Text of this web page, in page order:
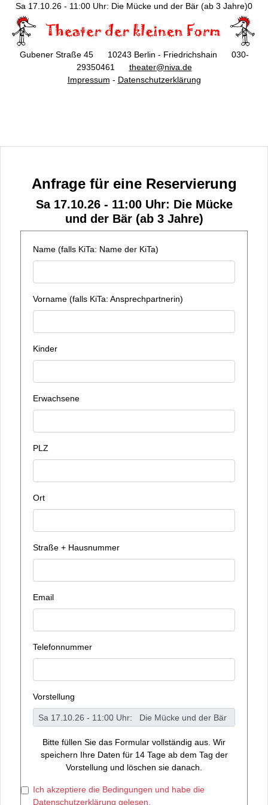
Sa 17.10.26 - 11:00 Uhr: Die Mücke und der Bär (ab 3 Jahre)0
Gubener Straße 45 10243 Berlin - Friedrichshain 030-
29350461 theater@niva.de
Impressum - Datenschutzerklärung
Anfrage für eine Reservierung
Sa 17.10.26 - 11:00 Uhr: Die Mücke
und der Bär (ab 3 Jahre)
Name (falls KiTa: Name der KiTa)
Vorname (falls KiTa: Ansprechpartnerin)
Kinder
Erwachsene
PLZ
Ort
Straße + Hausnummer
Email
Telefonnummer
Vorstellung
Bitte füllen Sie das Formular vollständig aus. Wir
speichern Ihre Daten für 14 Tage ab dem Tag der
Vorstellung und löschen sie danach.
Ich akzeptiere die Bedingungen und habe die
Datenschutzerklärung gelesen.